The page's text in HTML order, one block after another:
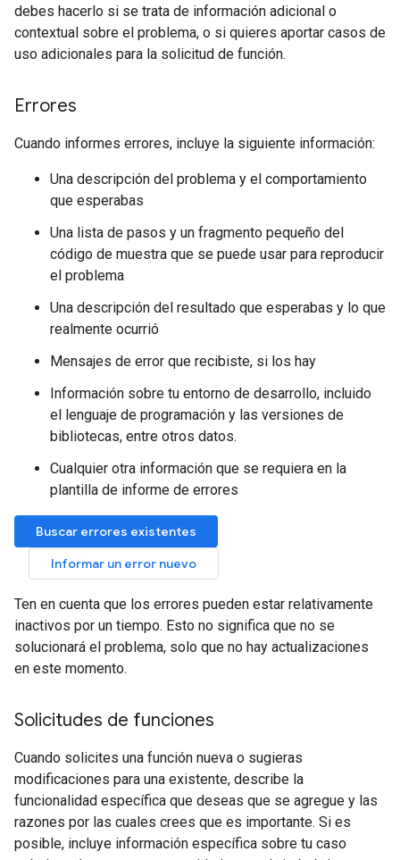
debes hacerlo si se trata de información adicional o
contextual sobre el problema, o si quieres aportar casos de
uso adicionales para la solicitud de función.
Errores
Cuando informes errores, incluye la siguiente información:
Una descripción del problema y el comportamiento
que esperabas
Una lista de pasos y un fragmento pequeño del
código de muestra que se puede usar para reproducir
el problema
Una descripción del resultado que esperabas y lo que
realmente ocurrió
Mensajes de error que recibiste, si los hay
Información sobre tu entorno de desarrollo, incluido
el lenguaje de programación y las versiones de
bibliotecas, entre otros datos.
Cualquier otra información que se requiera en la
plantilla de informe de errores
Buscar errores existentes
Informar un error nuevo
Ten en cuenta que los errores pueden estar relativamente
inactivos por un tiempo. Esto no significa que no se
solucionará el problema, solo que no hay actualizaciones
en este momento.
Solicitudes de funciones
Cuando solicites una función nueva o sugieras
modificaciones para una existente, describe la
funcionalidad específica que deseas que se agregue y las
razones por las cuales crees que es importante. Si es
posible, incluye información específica sobre tu caso